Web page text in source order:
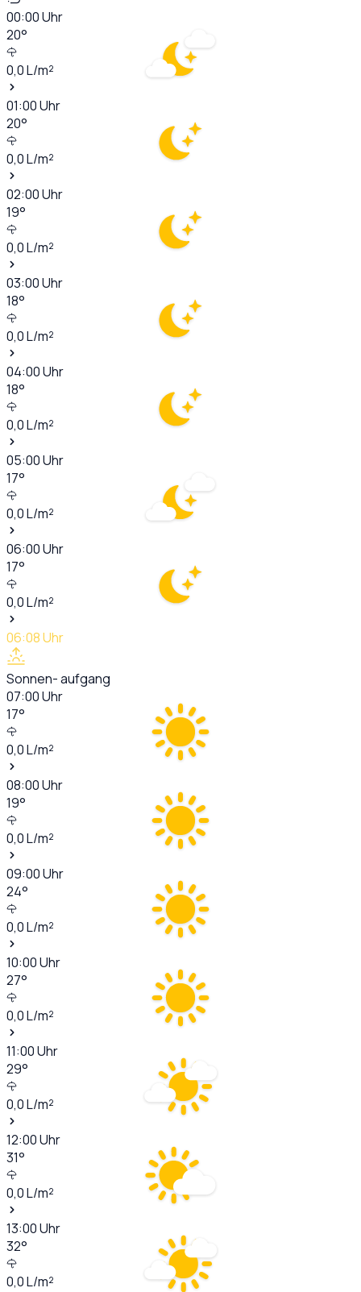
00:00Uhr
20°
0,0L/m²
01:00Uhr
20°
0,0L/m²
02:00Uhr
19°
0,0L/m²
03:00Uhr
18°
0,0L/m²
04:00Uhr
18°
0,0L/m²
05:00Uhr
17°
0,0L/m²
06:00Uhr
17°
0,0L/m²
06:08Uhr
Sonnen- aufgang
07:00Uhr
17°
0,0L/m²
08:00Uhr
19°
0,0L/m²
09:00Uhr
24°
0,0L/m²
10:00Uhr
27°
0,0L/m²
11:00Uhr
29°
0,0L/m²
12:00Uhr
31°
0,0L/m²
13:00Uhr
32°
0,0L/m²